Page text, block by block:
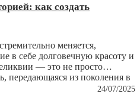
как создать
меняется,
в себе долговечную красоту и
— это не просто
передающаяся из поколения в
создания такой24/07/2025